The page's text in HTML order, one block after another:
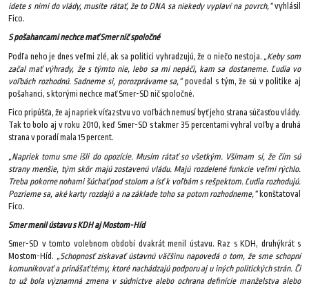
idete s nimi do vlády, musíte rátať, že to DNA sa niekedy vyplaví na povrch,“vyhlásil
Fico.
S pošahancami nechce mať Smer nič spoločné
Podľa neho je dnes veľmi zlé, ak sa politici vyhradzujú, že o niečo nestoja. „Keby som
začal mať výhrady, že s týmto nie, lebo sa mi nepáči, kam sa dostaneme. Ľudia vo
voľbách rozhodnú. Sadneme si, porozprávame sa,“povedal s tým, že sú v politike aj
pošahanci, s ktorými nechce mať Smer-SD nič spoločné.
Fico pripúšťa, že aj napriek víťazstvu vo voľbách nemusí byť jeho strana súčasťou vlády.
Tak to bolo aj v roku 2010, keď Smer-SD s takmer 35 percentami vyhral voľby a druhá
strana v poradí mala 15 percent.
„Napriek tomu sme išli do opozície. Musím rátať so všetkým. Všímam si, že čím sú
strany menšie, tým skôr majú zostavenú vládu. Majú rozdelené funkcie veľmi rýchlo.
Treba pokorne nohami šúchať pod stolom a ísť k voľbám s rešpektom. Ľudia rozhodujú.
Pozrieme sa, aké karty rozdajú a na základe toho sa potom rozhodneme,“konštatoval
Fico.
Smer menil ústavu s KDH aj Mostom-Híd
Smer-SD v tomto volebnom období dvakrát menil ústavu. Raz s KDH, druhýkrát s
Mostom-Híd. „Schopnosť získavať ústavnú väčšinu napovedá o tom, že sme schopní
komunikovať a prinášať témy, ktoré nachádzajú podporu aj u iných politických strán. Či
to už bola významná zmena v súdnictve alebo ochrana definície manželstva alebo